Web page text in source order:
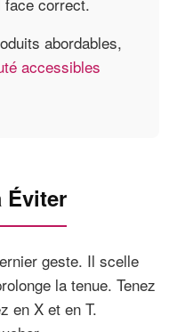
abordables,
accessibles
Éviter
geste. Il scelle
la tenue. Tenez
en X et en T.